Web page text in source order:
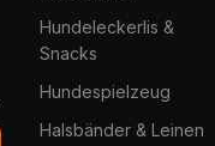
Hundeleckerlis &
Snacks
Hundespielzeug
Halsbänder & Leinen